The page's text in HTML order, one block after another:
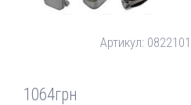
Артикул:
1064грн